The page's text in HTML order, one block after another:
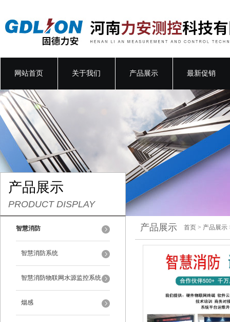
网站首页 关于我们 产品展示 最新促销
产品展示
PRODUCT DISPLAY
智慧消防
智慧消防系统
智慧消防物联网水源监控系统
烟感
产品展示 首页 > 产品展示